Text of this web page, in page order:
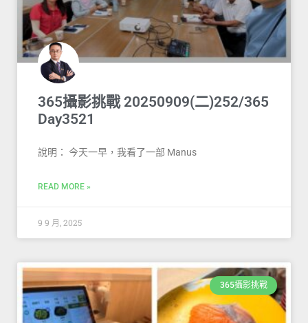
365攝影挑戰 20250909(二)252/365
Day3521
說明： 今天一早，我看了一部 Manus
READ MORE »
9 9 月, 2025
365攝影挑戰